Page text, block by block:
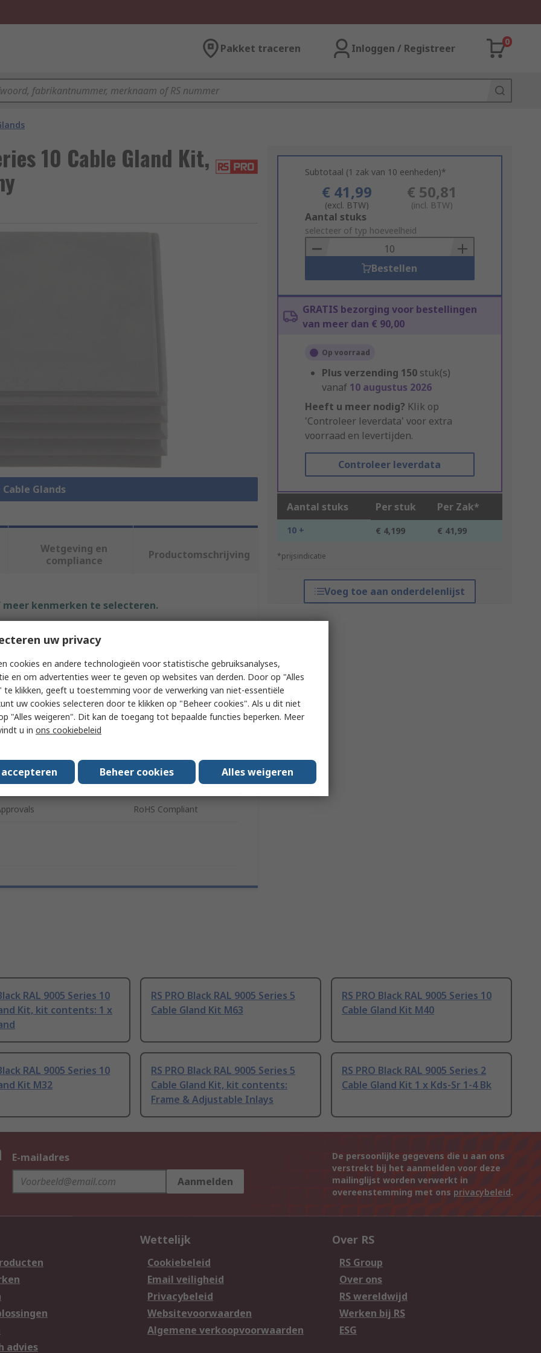
Pakket traceren Inloggen / Registreer
0
10 Cable Gland Kit,
Glands
Subtotaal (1 zak van 10 eenheden)*
€ 41,99
(excl. BTW)
€ 50,81
(incl. BTW)
Add
to
Basket
Aantal stuks
selecteer of typ hoeveelheid
Bestellen
GRATIS bezorging voor bestellingen
van meer dan € 90,00
Op voorraad
Plus verzending 150 stuk(s)
vanaf 10 augustus 2026
Heeft u meer nodig? Klik op
'Controleer leverdata' voor extra
voorraad en levertijden.
Controleer leverdata
Aantal stuks Per stuk Per Zak*
10 + € 4,199 € 41,99
*prijsindicatie
Voeg toe aan onderdelenlijst
Wetgeving en
compliance
Productomschrijving
kenmerken te selecteren.
RS PRO
Cable Gland Kit
1 x Seal Dummy
Black RAL 9005
Certification No
RoHS Compliant
RAL 9005 Series 10
Kit, kit contents: 1 x
RS PRO Black RAL 9005 Series 5
Cable Gland Kit M63
RS PRO Black RAL 9005 Series 10
Cable Gland Kit M40
RAL 9005 Series 10
Kit M32
RS PRO Black RAL 9005 Series 5
Cable Gland Kit, kit contents:
Frame & Adjustable Inlays
RS PRO Black RAL 9005 Series 2
Cable Gland Kit 1 x Kds-Sr 1-4 Bk
E-mailadres
Aanmelden
De persoonlijke gegevens die u aan ons
verstrekt bij het aanmelden voor deze
mailinglijst worden verwerkt in
overeenstemming met ons privacybeleid.
advies
Wettelijk
Cookiebeleid
Email veiligheid
Privacybeleid
Websitevoorwaarden
Algemene verkoopvoorwaarden
Over RS
RS Group
Over ons
RS wereldwijd
Werken bij RS
ESG
uw privacy
cookies en andere technologieën voor statistische gebruiksanalyses,
en om advertenties weer te geven op websites van derden. Door op "Alles
te klikken, geeft u toestemming voor de verwerking van niet-essentiële
uw cookies selecteren door te klikken op "Beheer cookies". Als u dit niet
"Alles weigeren". Dit kan de toegang tot bepaalde functies beperken. Meer
u in ons cookiebeleid
Beheer cookies Alles weigeren